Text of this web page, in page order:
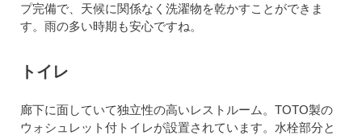
プ完備で、天候に関係なく洗濯物を乾かすことができま
す。雨の多い時期も安心ですね。
トイレ
廊下に面していて独立性の高いレストルーム。TOTO製の
ウォシュレット付トイレが設置されています。水栓部分と